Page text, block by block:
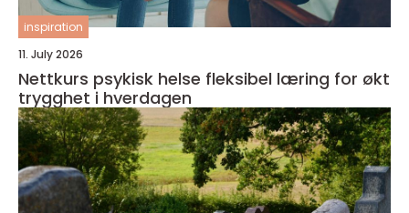
inspiration
11. July 2026
Nettkurs psykisk helse fleksibel læring for økt
trygghet i hverdagen